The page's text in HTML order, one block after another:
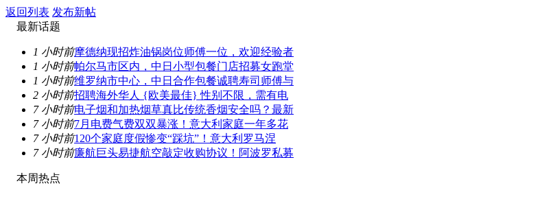
返回列表 发布新帖
最新话题
1 小时前摩德纳现招炸油锅岗位师傅一位，欢迎经验者
1 小时前帕尔马市区内，中日小型包餐门店招募女跑堂
1 小时前维罗纳市中心，中日合作包餐诚聘寿司师傅与
2 小时前招聘海外华人 {欧美最佳} 性别不限，需有电
7 小时前电子烟和加热烟草真比传统香烟安全吗？最新
7 小时前7月电费气费双双暴涨！意大利家庭一年多花
7 小时前120个家庭度假惨变“踩坑”！意大利罗马涅
7 小时前廉航巨头易捷航空敲定收购协议！阿波罗私募
本周热点